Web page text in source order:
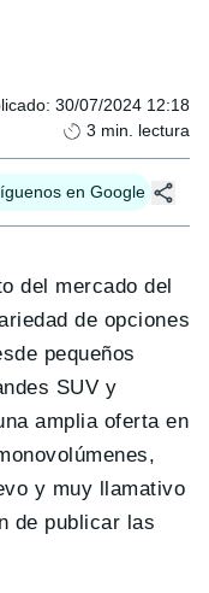
: 30/07/2024 12:18
3 min. lectura
en Google
del mercado del
de opciones
pequeños
SUV y
amplia oferta en
y muy llamativo
de publicar las